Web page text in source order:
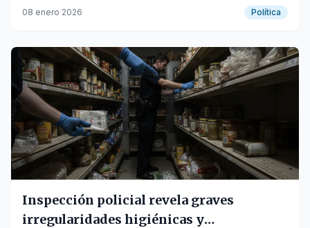
por un enfoque más pragmático.
08 enero 2026 Política
Inspección policial revela graves
irregularidades higiénicas y